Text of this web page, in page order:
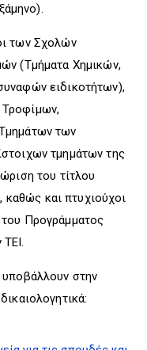
των Σχολών
(Τμήματα Χημικών,
ειδικοτήτων),
των
τμημάτων της
του τίτλου
και πτυχιούχοι
Προγράμματος
στην